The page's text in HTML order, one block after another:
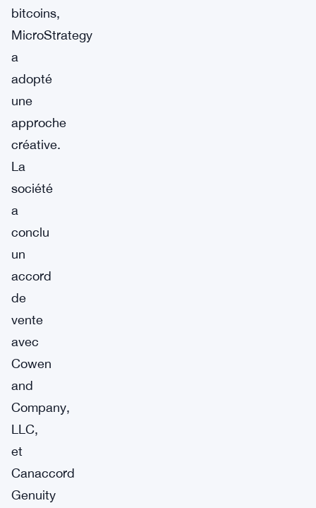
bitcoins,
MicroStrategy
a
adopté
une
approche
créative.
La
société
a
conclu
un
accord
de
vente
avec
Cowen
and
Company,
LLC,
et
Canaccord
Genuity